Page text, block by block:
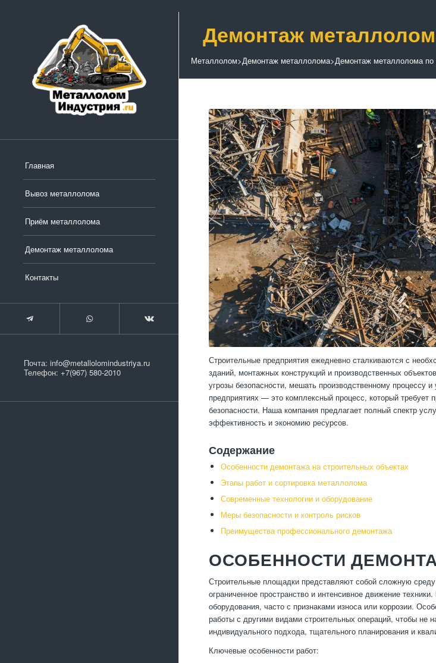
Главная
Вывоз металлолома
Приём металлолома
Демонтаж металлолома
Контакты
Почта: info@metallolomindustriya.ru
Телефон: +7(967) 580-2010
Демонтаж
Металлолом>Демонтаж металлолома>Демонтаж металлолома по
Строительные предприятия ежедневно сталкиваются с
зданий, монтажных конструкций и производственных
угрозы безопасности, мешать производственному процессу
предприятиях — это комплексный процесс, который требует
безопасности. Наша компания предлагает полный спектр
эффективность и экономию ресурсов.
Содержание
Особенности демонтажа на строительных объектах
Этапы работ и сортировка металлолома
Современные технологии и оборудование
Меры безопасности и контроль рисков
Преимущества профессионального демонтажа
ОСОБЕННОСТИ
Строительные площадки представляют собой сложную
ограниченное пространство и интенсивное движение
оборудования, часто с признаками износа или коррозии.
работы с другими видами строительных операций, чтобы не
индивидуального подхода, тщательного планирования и
Ключевые особенности работ: